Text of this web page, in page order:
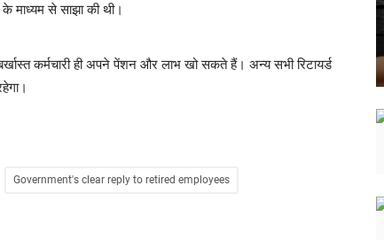
माध्यम से साझा की थी।
कर्मचारी ही अपने पेंशन और लाभ खो सकते हैं। अन्य सभी रिटायर्ड
Government's clear reply to retired employees